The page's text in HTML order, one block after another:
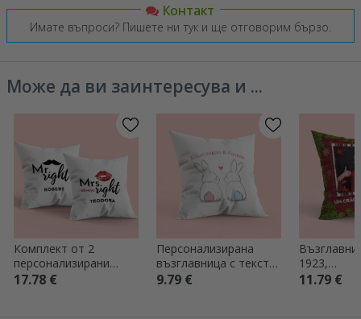
Контакт
Имате въпроси? Пишете ни тук и ще отговорим бързо.
Може да ви заинтересува и ...
Комплект от 2
персонализирани
възглавници с текст -
17.78 €
Персонализирана
възглавница с текст -
Влюбени зайчета
9.79 €
1923,
11.79 €